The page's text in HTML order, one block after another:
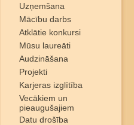
Uzņemšana
Mācību darbs
Atklātie konkursi
Mūsu laureāti
Audzināšana
Projekti
Karjeras izglītība
Vecākiem un
pieaugušajiem
Datu drošība